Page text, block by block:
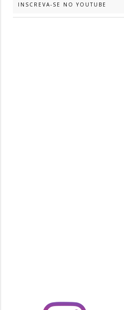
INSCREVA-SE NO YOUTUBE